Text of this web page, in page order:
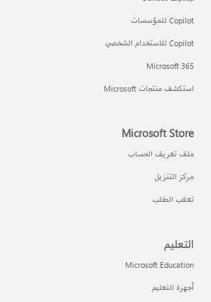
Copilot للمؤسسات
Copilot للاستخدام الشخصي
Microsoft 365
استكشف منتجات Microsoft
Microsoft Store
ملف تعريف الحساب
مركز التنزيل
تعقب الطلب
التعليم
Microsoft Education
أجهزة التعليم